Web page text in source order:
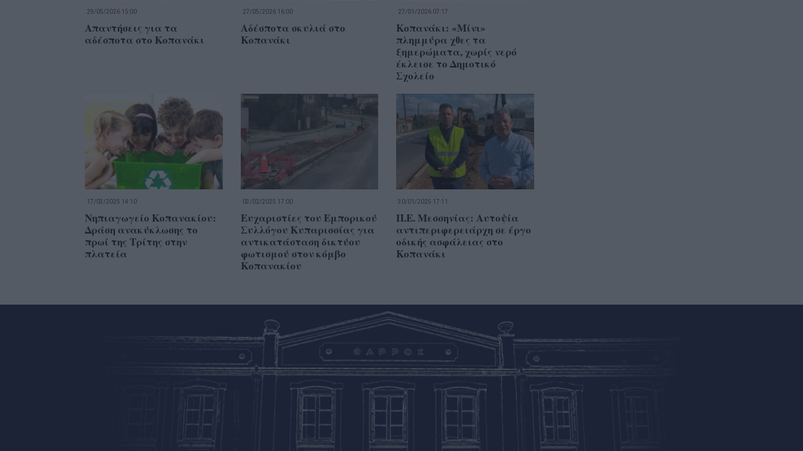
29/05/2026 15:00
Απαντήσεις για τα
αδέσποτα στο Κοπανάκι
27/05/2026 16:00
Αδέσποτα σκυλιά στο
Κοπανάκι
27/01/2026 07:17
Κοπανάκι: «Μίνι»
πλημμύρα χθες τα
ξημερώματα, χωρίς νερό
έκλεισε το Δημοτικό
Σχολείο
17/03/2025 14:10
Νηπιαγωγείο Κοπανακίου:
Δράση ανακύκλωσης το
πρωί της Τρίτης στην
πλατεία
03/02/2025 17:00
Ευχαριστίες του Εμπορικού
Συλλόγου Κυπαρισσίας για
αντικατάσταση δικτύου
φωτισμού στον κόμβο
Κοπανακίου
30/01/2025 17:11
Π.Ε. Μεσσηνίας: Αυτοψία
αντιπεριφερειάρχη σε έργο
οδικής ασφάλειας στο
Κοπανάκι